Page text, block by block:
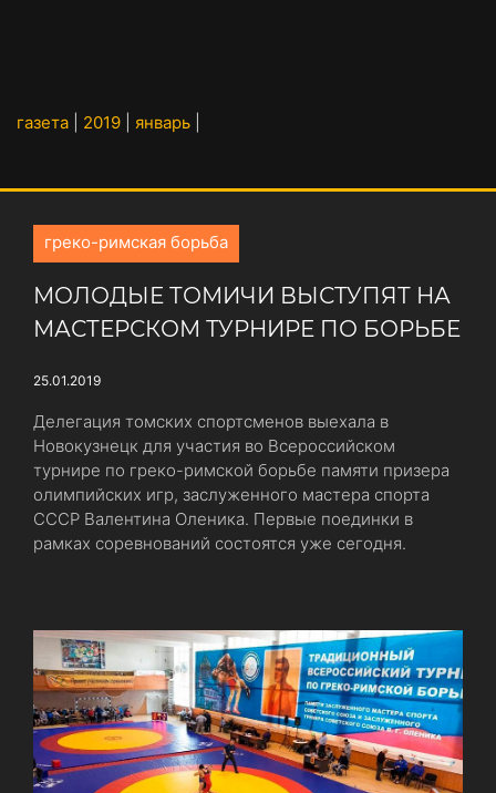
газета 2019 январь
греко-римская борьба
МОЛОДЫЕ ТОМИЧИ ВЫСТУПЯТ НА
МАСТЕРСКОМ ТУРНИРЕ ПО БОРЬБЕ
25.01.2019
Делегация томских спортсменов выехала в
Новокузнецк для участия во Всероссийском
турнире по греко-римской борьбе памяти призера
олимпийских игр, заслуженного мастера спорта
СССР Валентина Оленика. Первые поединки в
рамках соревнований состоятся уже сегодня.